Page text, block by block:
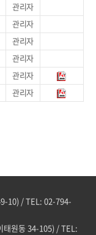
관리자
관리자
관리자
관리자
관리자
관리자
10) / TEL: 02-794-
태원동 34-105) / TEL: